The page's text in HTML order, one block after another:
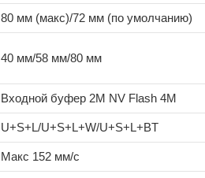
80 мм (макс)/72 мм (по умолчанию)
40 мм/58 мм/80 мм
Входной буфер 2M NV Flash 4M
U+S+L/U+S+L+W/U+S+L+BT
Макс 152 мм/с